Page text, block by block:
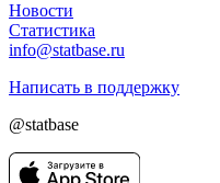
Новости
Статистика
info@statbase.ru
Написать в поддержку
@statbase